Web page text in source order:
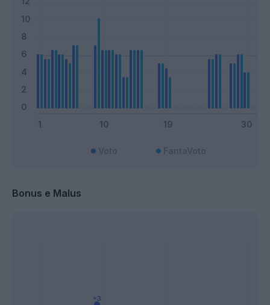
Bonus e Malus